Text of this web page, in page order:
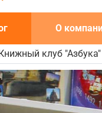
О
клуб "Азбука"